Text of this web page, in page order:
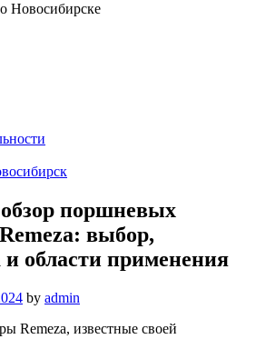
Новосибирске
поршневых
выбор,
области применения
by admin
Remeza, известные своей